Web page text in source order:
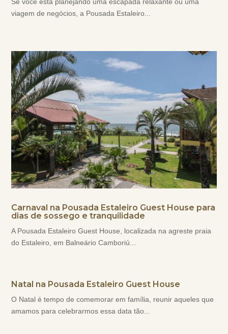
Se você está planejando uma escapada relaxante ou uma
viagem de negócios, a Pousada Estaleiro...
Carnaval na Pousada Estaleiro Guest House para
dias de sossego e tranquilidade
A Pousada Estaleiro Guest House, localizada na agreste praia
do Estaleiro, em Balneário Camboriú...
Natal na Pousada Estaleiro Guest House
O Natal é tempo de comemorar em família, reunir aqueles que
amamos para celebrarmos essa data tão...